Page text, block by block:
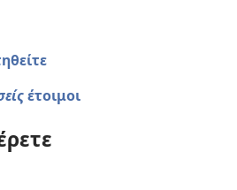
έτοιμοι